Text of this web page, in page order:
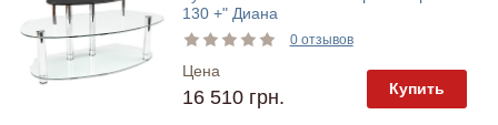
130 +" Диана
0 отзывов
Цена
16 510 грн. Купить